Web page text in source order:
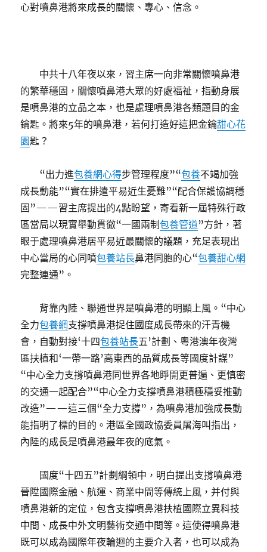
心對噴鼻港將來成長的關懷、專心、信念。
中共十八年夜以來，習主席一向非常關懷噴鼻港
的繁華穩固，關懷噴鼻港大眾的好處福祉，指動身展
是噴鼻港的立品之本，也是處理噴鼻港各類題目的金
鑰匙。將來5年的噴鼻港，若何打造好這把金鑰甜心花
園匙？
“出力進包養網心得步管理程度”“包養不竭加強
成長動能”“實在排遣平易近生憂難”“配合保護協調穩
固”——習主席提出的4點盼望，寄看新一屆特殊行政
區當局以現實舉動貫徹“一國兩制包養管道”方針，著
眼于處理噴鼻港居平易近最關懷的議題，充足表現出
中心當局的心同噴包養站長鼻港同胞的心“包養甜心網
完整連通”。
背靠內陸、聯通世界是噴鼻港的明顯上風。“中心
全力包養網支撐噴鼻港捉住國度成長帶來的汗青機
會，自動對接‘十四包養站長五’計劃、粵港澳年夜灣
區扶植和‘一帶一路’高東西的品質成長等國度計謀”
“中心全力支撐噴鼻港同世界各地睜開更普遍、更慎密
的交通一起配合”“中心全力支撐噴鼻港積極穩妥推動
改造”——這三個“全力支撐”，為噴鼻港加強成長動
能指明了標的目的。港區全國政協委員屠海叫指出，
內陸的成長是噴鼻港最年夜的底氣。
國度“十四五”計劃綱領中，明白提出支撐噴鼻港
晉陞國際金融、航運、商業中間等傳統上風，并付與
噴鼻港新的定位，包含支撐噴鼻港扶植國際立異科技
中間、成長中外文明藝術交通中間等。這使得噴鼻港
既可以成為國際年夜輪迴的主要介入者，也可以成為